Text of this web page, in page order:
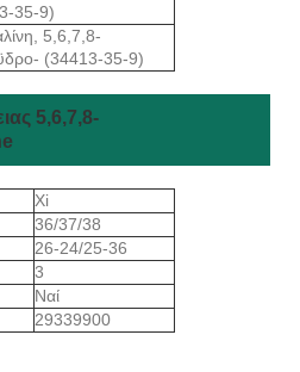
35-9)
5,6,7,8-
(34413-35-9)
5,6,7,8-
Xi
36/37/38
26-24/25-36
3
Ναί
29339900